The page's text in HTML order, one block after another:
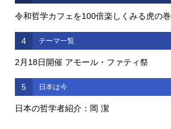
令和哲学カフェを100倍楽しくみる虎の巻
4 テーマ一覧
2月18日開催 アモール・ファティ祭
5 日本は今
日本の哲学者紹介：岡 潔